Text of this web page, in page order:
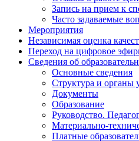
Запись на прием к
Часто задаваемые
Мероприятия
Независимая оценка
Переход на цифровое
Сведения об
Основные сведения
Структура и органы
Документы
Образование
Руководство.
Материально-
Платные